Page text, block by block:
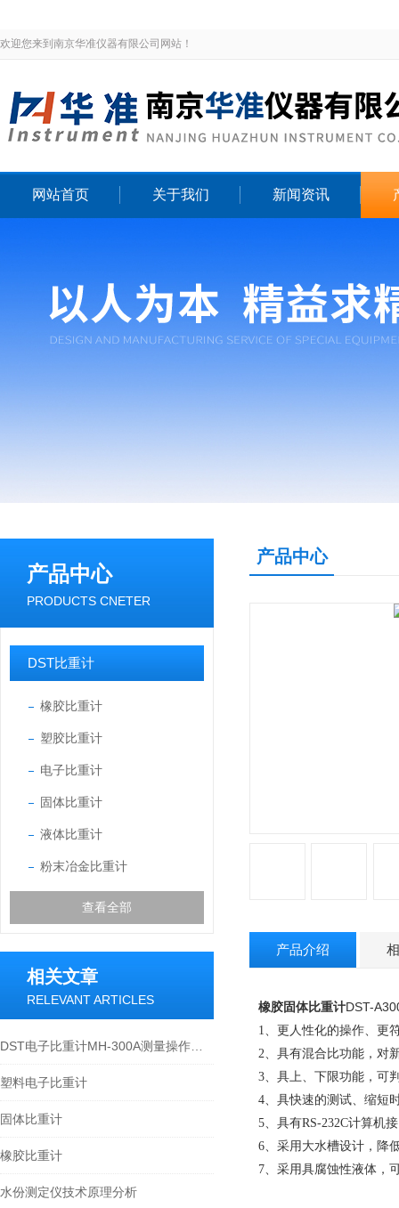
欢迎您来到南京华准仪器有限公司网站！
网站首页 关于我们 新闻资讯
产品中心
PRODUCTS CNETER
DST比重计
橡胶比重计
塑胶比重计
电子比重计
固体比重计
液体比重计
粉末冶金比重计
查看全部
相关文章
RELEVANT ARTICLES
塑料电子比重计
固体比重计
橡胶比重计
水份测定仪技术原理分析
产品中心
产品介绍
橡胶固体比重计DST-
1、更人性化的操作、更
2、具有混合比功能，对
3、具上、下限功能，可
4、具快速的测试、缩短
5、具有RS-232C计算机
6、采用大水槽设计，降
7、采用具腐蚀性液体，